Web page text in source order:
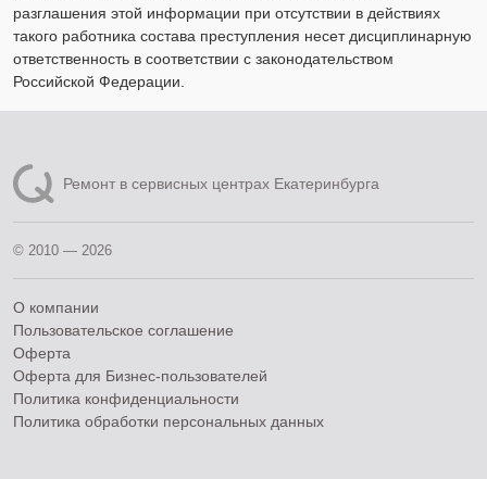
разглашения этой информации при отсутствии в действиях
такого работника состава преступления несет дисциплинарную
ответственность в соответствии с законодательством
Российской Федерации.
Ремонт в сервисных центрах Екатеринбурга
© 2010 — 2026
О компании
Пользовательское соглашение
Оферта
Оферта для Бизнес-пользователей
Политика конфиденциальности
Политика обработки персональных данных